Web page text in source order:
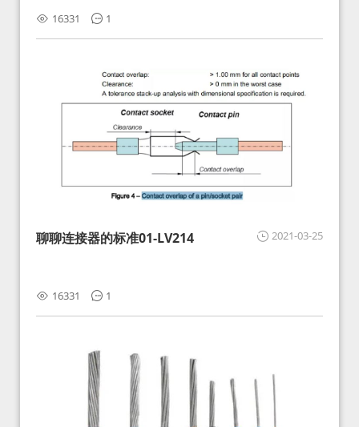
16331 1
2021-03-25
聊聊连接器的标准01-LV214
16331 1